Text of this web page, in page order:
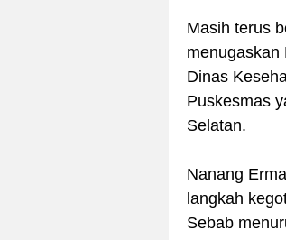
Masih terus
menugaskan
Dinas
Puskesmas
Selatan.
Nanang
langkah
Sebab